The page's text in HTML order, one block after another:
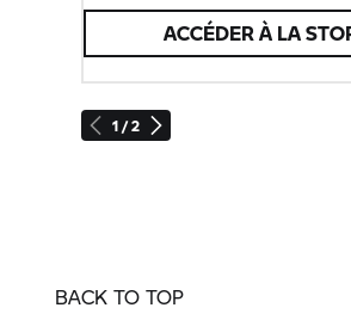
1 / 2
ACCÉDER À LA
BACK TO TOP